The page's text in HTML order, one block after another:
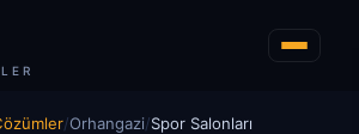
/Orhangazi/Spor Salonları